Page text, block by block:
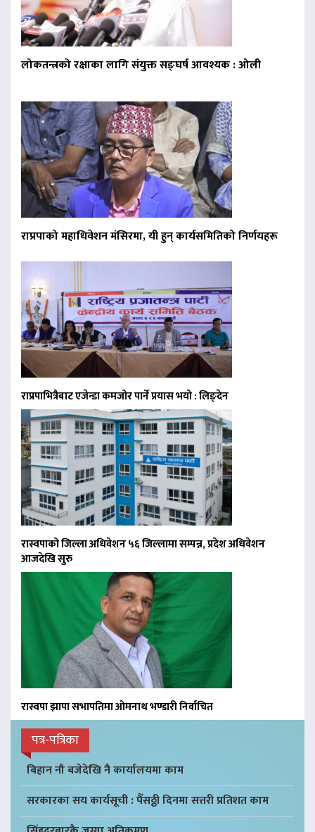
लोकतन्त्रको रक्षाका लागि संयुक्त सङ्घर्ष आवश्यक : ओली
राप्रपाको महाधिवेशन मंसिरमा, यी हुन् कार्यसमितिको निर्णयहरू
राप्रपाभित्रैबाट एजेन्डा कमजोर पार्ने प्रयास भयो : लिङ्देन
रास्वपाको जिल्ला अधिवेशन ५६ जिल्लामा सम्पन्न, प्रदेश अधिवेशन
आजदेखि सुरु
रास्वपा झापा सभापतिमा ओमनाथ भण्डारी निर्वाचित
पत्र-पत्रिका
बिहान नौ बजेदेखि नै कार्यालयमा काम
सरकारका सय कार्यसूची : पैँसठ्ठी दिनमा सत्तरी प्रतिशत काम